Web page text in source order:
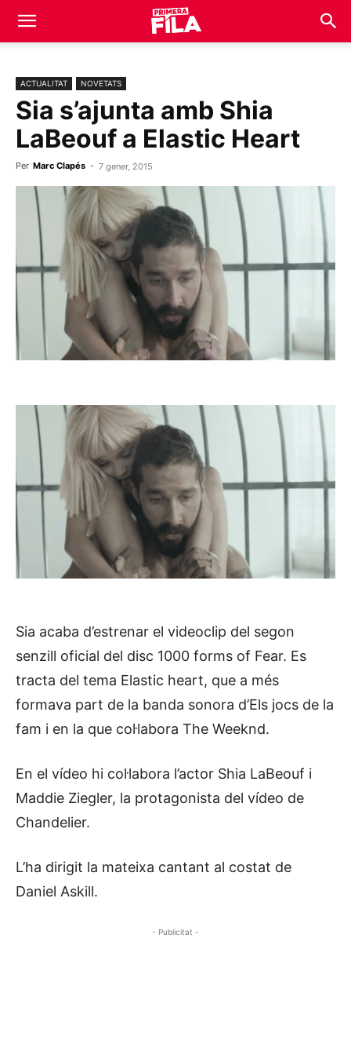
ACTUALITAT NOVETATS
Sia s’ajunta amb Shia
LaBeouf a Elastic Heart
Per Marc Clapés - 7 gener, 2015
Sia acaba d’estrenar el videoclip del segon
senzill oficial del disc 1000 forms of Fear. Es
tracta del tema Elastic heart, que a més
formava part de la banda sonora d’Els jocs de la
fam i en la que col·labora The Weeknd.
En el vídeo hi col·labora l’actor Shia LaBeouf i
Maddie Ziegler, la protagonista del vídeo de
Chandelier.
L’ha dirigit la mateixa cantant al costat de
Daniel Askill.
- Publicitat -